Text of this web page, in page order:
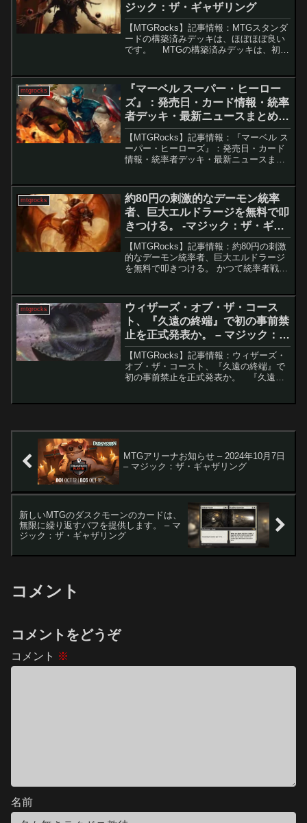
ジック：ザ・ギャザリング
【MTGRocks】記事情報：MTGスタンダ
ードの構築済みデッキは、ほぼほぼ良い
です。 MTGの構築済みデッキは、初心
Championship』に基づく「...
mtgrocks
『マーベル スーパー・ヒーロー
ズ』：発売日・カード情報・統率
者デッキ・最新ニュースまとめ。
– マジック：ザ・ギャザリング
【MTGRocks】記事情報：『マーベル ス
ーパー・ヒーローズ』：発売日・カード
情報・統率者デッキ・最新ニュースまと
ギャザリング』にとって大型年となり、
「Unive...
mtgrocks
約80円の刺激的なデーモン統率
者、巨大エルドラージを無料で叩
きつける。 -マジック：ザ・ギャ
ザリング
【MTGRocks】記事情報：約80円の刺激
的なデーモン統率者、巨大エルドラージ
を無料で叩きつける。 かつて統率者戦で
前ほど使われなくなった。しかし、ラク
ドスデッキでは...
mtgrocks
ウィザーズ・オブ・ザ・コース
ト、『久遠の終端』で初の事前禁
止を正式発表か。 – マジック：
ザ・ギャザリング
【MTGRocks】記事情報：ウィザーズ・
オブ・ザ・コースト、『久遠の終端』で
初の事前禁止を正式発表か。 『​久遠の
MTGアリーナお知らせ – 2024年10月7日
– マジック：ザ・ギャザリング
新しいMTGのダスクモーンのカードは、
無限に繰り返すバフを提供します。 – マ
ジック：ザ・ギャザリング
コメント
コメントをどうぞ
コメント ※
名前